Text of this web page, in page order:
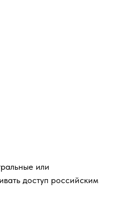
или
доступ российским